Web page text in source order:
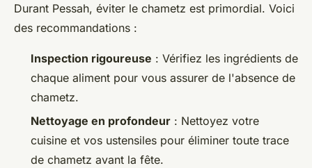
Durant Pessah, éviter le chametz est primordial. Voici
des recommandations :
Inspection rigoureuse : Vérifiez les ingrédients de
chaque aliment pour vous assurer de l'absence de
chametz.
Nettoyage en profondeur : Nettoyez votre
cuisine et vos ustensiles pour éliminer toute trace
de chametz avant la fête.